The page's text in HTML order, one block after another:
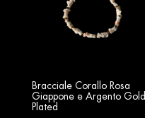
Bracciale Corallo Rosa
Giappone e Argento Gold
Plated